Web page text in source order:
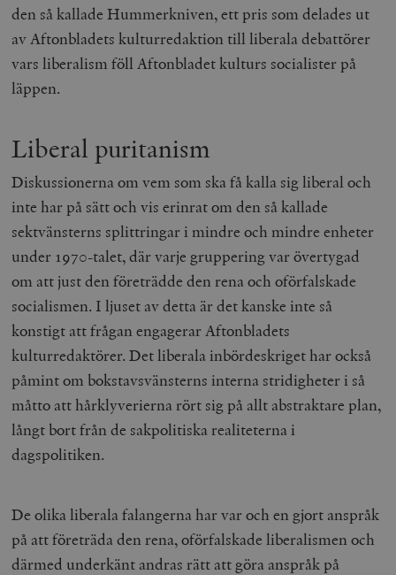
den så kallade Hummerkniven, ett pris som delades ut
av Aftonbladets kulturredaktion till liberala debattörer
vars liberalism föll Aftonbladet kulturs socialister på
läppen.
Liberal puritanism
Diskussionerna om vem som ska få kalla sig liberal och
inte har på sätt och vis erinrat om den så kallade
sektvänsterns splittringar i mindre och mindre enheter
under 1970-talet, där varje gruppering var övertygad
om att just den företrädde den rena och oförfalskade
socialismen. I ljuset av detta är det kanske inte så
konstigt att frågan engagerar Aftonbladets
kulturredaktörer. Det liberala inbördeskriget har också
påmint om bokstavsvänsterns interna stridigheter i så
måtto att hårklyverierna rört sig på allt abstraktare plan,
långt bort från de sakpolitiska realiteterna i
dagspolitiken.
De olika liberala falangerna har var och en gjort anspråk
på att företräda den rena, oförfalskade liberalismen och
därmed underkänt andras rätt att göra anspråk på